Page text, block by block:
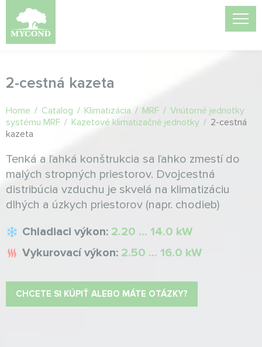
2-cestná kazeta
Home / Catalog / Klimatizácia / MRF / Vnútorné jednotky
systému MRF / Kazetové klimatizačné jednotky / 2-cestná
kazeta
Tenká a ľahká konštrukcia sa ľahko zmestí do
malých stropných priestorov. Dvojcestná
distribúcia vzduchu je skvelá na klimatizáciu
dlhých a úzkych priestorov (napr. chodieb)
Chladiaci výkon: 2.20 ... 14.0 kW
Vykurovací výkon: 2.50 ... 16.0 kW
CHCETE SI KÚPIŤ ALEBO MÁTE OTÁZKY?